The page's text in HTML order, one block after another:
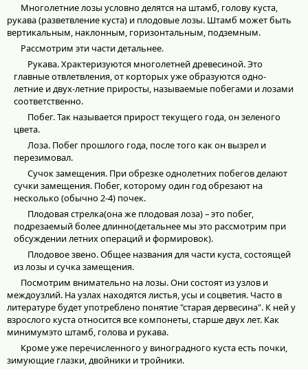
Многолетние лозы условно делятся на штамб, голову куста,
рукава (разветвление куста) и плодовые лозы. Штамб может быть
вертикальным, наклонным, горизонтальным, подземным.
Рассмотрим эти части детальнее.
Рукава. Храктеризуются многолетней древесиной. Это
главные отвлетвления, от корторых уже образуются одно-
летние и двух-летние приросты, называемые побегами и лозами
соответственно.
Побег. Так называется прирост текущего года, он зеленого
цвета.
Лоза. Побег прошлого года, после того как он вызрел и
перезимовал.
Сучок замещения. При обрезке однолетних побегов делают
сучки замещения. Побег, которому один год обрезают на
несколько (обычно 2-4) почек.
Плодовая стрелка(она же плодовая лоза) – это побег,
подрезаемый более длинно(детальнее мы это рассмотрим при
обсуждении летних операций и формировок).
Плодовое звено. Общее названия для части куста, состоящей
из лозы и сучка замещения.
Посмотрим внимательно на лозы. Они состоят из узлов и
междоузлий. На узлах находятся листья, усы и соцветия. Часто в
литературе будет употреблено понятие "старая дервесина". К ней у
взрослого куста относится все компонеты, старше двух лет. Как
минимумэто штамб, голова и рукава.
Кроме уже перечисленного у виноградного куста есть почки,
зимующие глазки, двойники и тройники.